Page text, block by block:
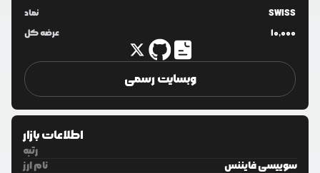
نماد
SWISS
عرضه کل
10,000
وبسایت رسمی
اطلاعات بازار
رتبه
نام ارز
سوییسی فایننس